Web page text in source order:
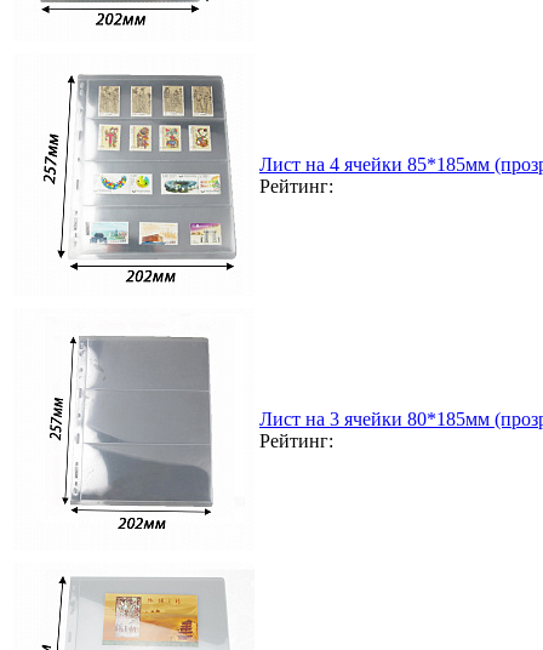
Лист на 4 ячейки 85*185мм
Рейтинг:
Лист на 3 ячейки 80*185мм
Рейтинг: